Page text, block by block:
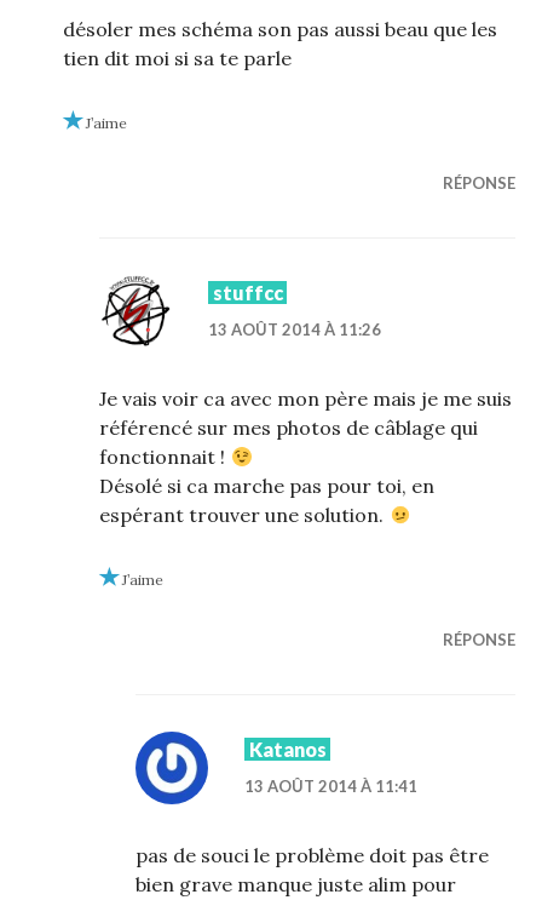
désoler mes schéma son pas aussi beau que les
tien dit moi si sa te parle
J’aime
RÉPONSE
stuffcc
13 AOÛT 2014 À 11:26
Je vais voir ca avec mon père mais je me suis
référencé sur mes photos de câblage qui
fonctionnait !
Désolé si ca marche pas pour toi, en
espérant trouver une solution.
J’aime
RÉPONSE
Katanos
13 AOÛT 2014 À 11:41
pas de souci le problème doit pas être
bien grave manque juste alim pour